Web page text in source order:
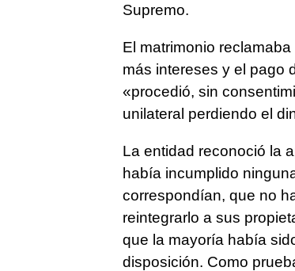
Supremo.
El matrimonio
más intereses y el pago
«procedió, sin
unilateral perdiendo el
La entidad reconoció la
había incumplido
correspondían, que no
reintegrarlo a sus
que la mayoría había
disposición. Como